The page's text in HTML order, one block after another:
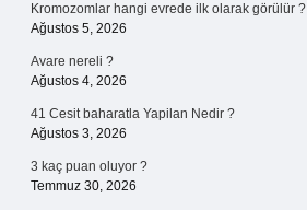
Kromozomlar hangi evrede ilk olarak görülür ?
Ağustos 5, 2026
Avare nereli ?
Ağustos 4, 2026
41 Cesit baharatla Yapilan Nedir ?
Ağustos 3, 2026
3 kaç puan oluyor ?
Temmuz 30, 2026